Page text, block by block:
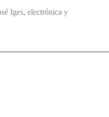
Iges, electrónica y